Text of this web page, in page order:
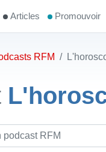
Articles Promouvoir
RFM